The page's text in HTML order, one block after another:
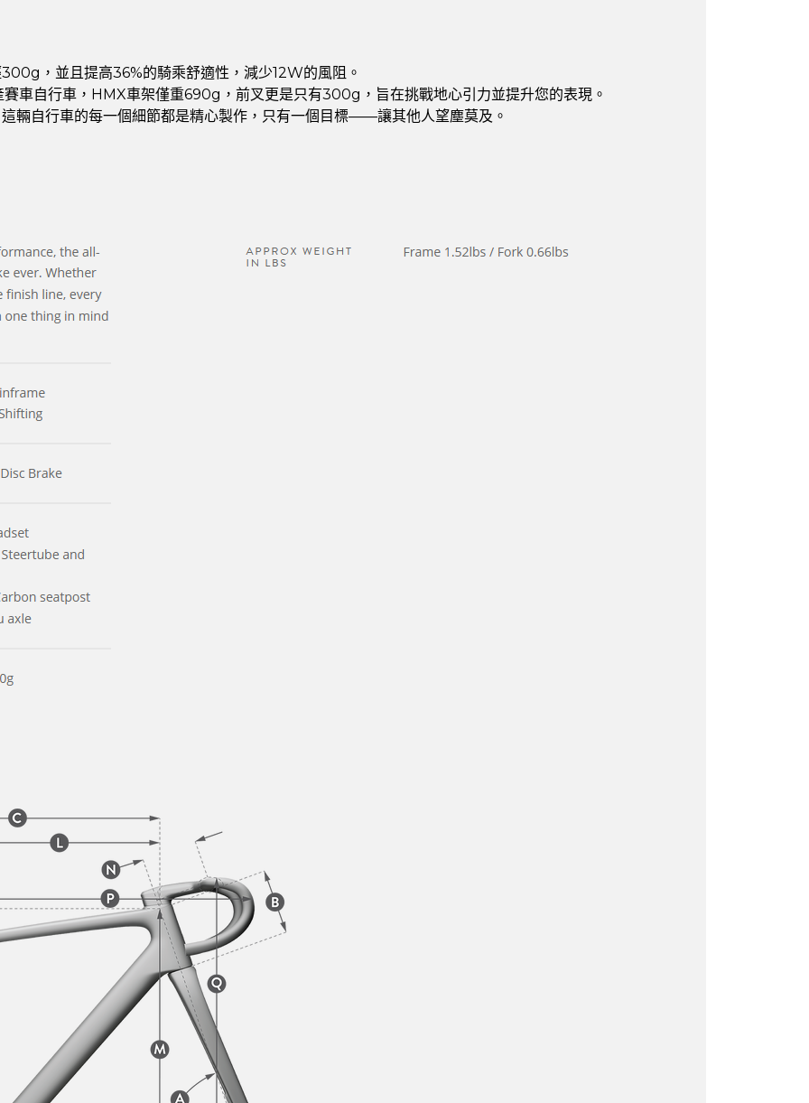
，並且提高36%的騎乘舒適性，減少12W的風阻。
車自行車，HMX車架僅重690g，前叉更是只有300g，旨在挑戰地心引力並提升您的表現。
輛自行車的每一個細節都是精心製作，只有一個目標——讓其他人望塵莫及。